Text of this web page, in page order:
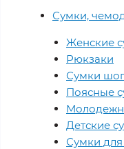
Сумки,
Женские
Рюкзаки
Сумки
Поясные
Детские
Сумки для